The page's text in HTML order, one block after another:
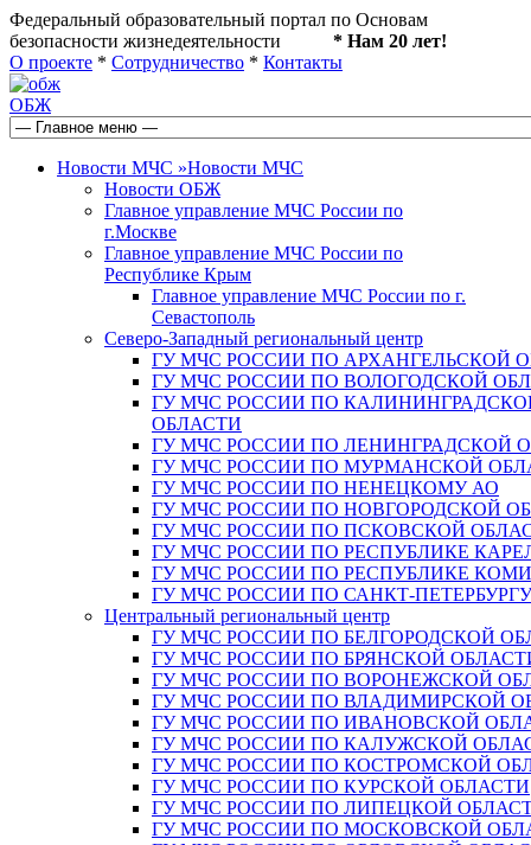
Федеральный образовательный портал по Основам
безопасности жизнедеятельности * Нам 20 лет!
О проекте * Сотрудничество * Контакты
ОБЖ
Новости МЧС »Новости МЧС
Новости ОБЖ
Главное управление МЧС России по
г.Москве
Главное управление МЧС России по
Республике Крым
Главное управление МЧС России по г.
Севастополь
Северо-Западный региональный центр
ГУ МЧС РОССИИ ПО АРХАНГЕЛЬСКОЙ
ГУ МЧС РОССИИ ПО ВОЛОГОДСКОЙ
ГУ МЧС РОССИИ ПО
ОБЛАСТИ
ГУ МЧС РОССИИ ПО ЛЕНИНГРАДСКОЙ
ГУ МЧС РОССИИ ПО МУРМАНСКОЙ
ГУ МЧС РОССИИ ПО НЕНЕЦКОМУ АО
ГУ МЧС РОССИИ ПО НОВГОРОДСКОЙ
ГУ МЧС РОССИИ ПО ПСКОВСКОЙ
ГУ МЧС РОССИИ ПО РЕСПУБЛИКЕ
ГУ МЧС РОССИИ ПО РЕСПУБЛИКЕ КОМИ
ГУ МЧС РОССИИ ПО САНКТ-ПЕТЕРБУРГУ
Центральный региональный центр
ГУ МЧС РОССИИ ПО БЕЛГОРОДСКОЙ
ГУ МЧС РОССИИ ПО БРЯНСКОЙ
ГУ МЧС РОССИИ ПО ВОРОНЕЖСКОЙ
ГУ МЧС РОССИИ ПО ВЛАДИМИРСКОЙ
ГУ МЧС РОССИИ ПО ИВАНОВСКОЙ
ГУ МЧС РОССИИ ПО КАЛУЖСКОЙ
ГУ МЧС РОССИИ ПО КОСТРОМСКОЙ
ГУ МЧС РОССИИ ПО КУРСКОЙ ОБЛАСТИ
ГУ МЧС РОССИИ ПО ЛИПЕЦКОЙ
ГУ МЧС РОССИИ ПО МОСКОВСКОЙ